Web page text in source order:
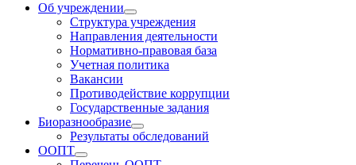
Об учреждении
Структура учреждения
Направления деятельности
Нормативно-правовая база
Учетная политика
Вакансии
Противодействие коррупции
Государственные задания
Биоразнообразие
Результаты обследований
ООПТ